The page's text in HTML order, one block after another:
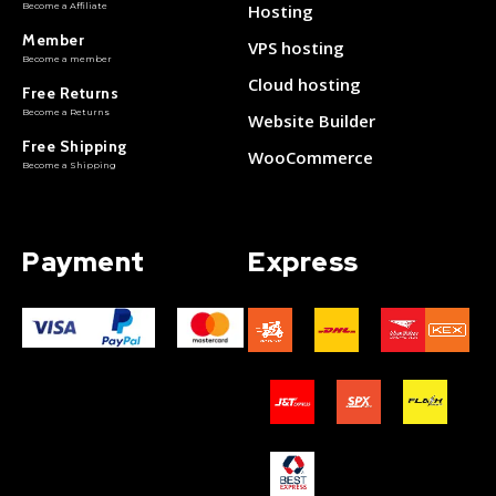
Become a Affiliate
Member
Become a member
Free Returns
Become a Returns
Free Shipping
Become a Shipping
Hosting
VPS hosting
Cloud hosting
Website Builder
WooCommerce
Payment Express